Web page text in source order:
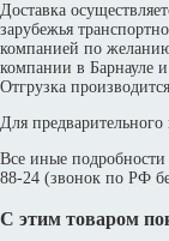
Доставка
зарубежья
компанией по
компании в Барнауле
Отгрузка
Для предварительного
Все иные
88-24 (звонок по РФ
С этим товаром